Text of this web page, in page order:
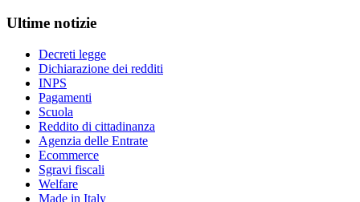
Ultime notizie
Decreti legge
Dichiarazione dei redditi
INPS
Pagamenti
Scuola
Reddito di cittadinanza
Agenzia delle Entrate
Ecommerce
Sgravi fiscali
Welfare
Made in Italy